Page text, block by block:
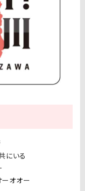
にいる
オオー